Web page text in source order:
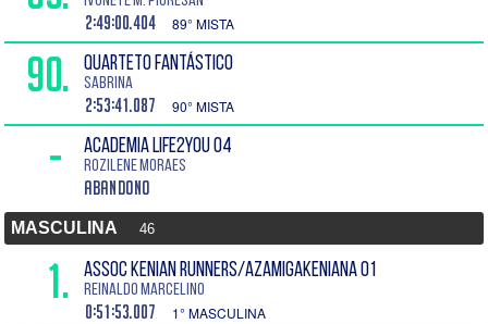
2:49:00.404 89° MISTA
90. QUARTETO FANTÁSTICO
Sabrina
2:53:41.087 90° MISTA
- ACADEMIA LIFE2YOU 04
Rozilene Moraes
Abandono
MASCULINA 46
1. ASSOC KENIAN RUNNERS/AZAMIGAKENIANA 01
Reinaldo Marcelino
0:51:53.007 1° MASCULINA